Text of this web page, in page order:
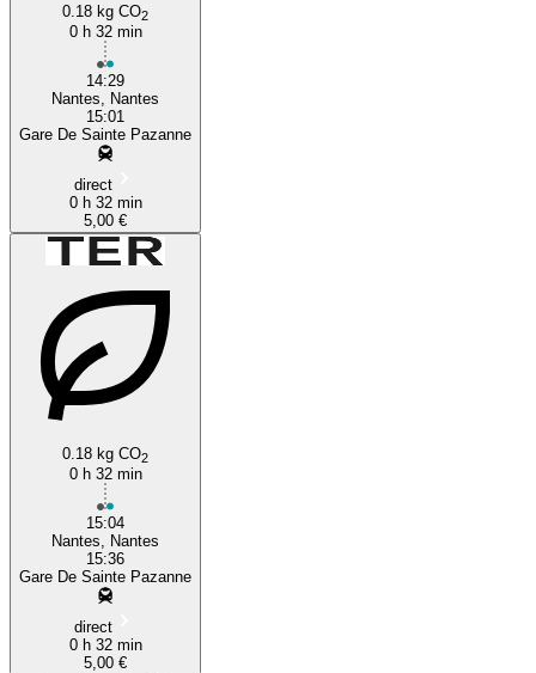
0.18 kg CO2
0 h 32 min
14:29
Nantes, Nantes
15:01
Gare De Sainte Pazanne
direct
0 h 32 min
5,00 €
0.18 kg CO2
0 h 32 min
15:04
Nantes, Nantes
15:36
Gare De Sainte Pazanne
direct
0 h 32 min
5,00 €